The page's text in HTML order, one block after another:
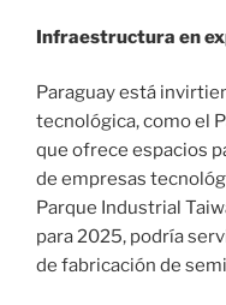
Infraestructura en
Paraguay está
tecnológica, como el
que ofrece espacios
de empresas
Parque Industrial
para 2025, podría
de fabricación de